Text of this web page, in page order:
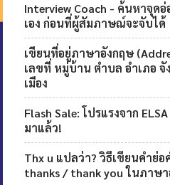
Interview Coach - ค้นหาจุด
เอง ก่อนที่ผู้สัมภาษณ์จะจับได้
เขียนที่อยู่ภาษาอังกฤษ
เลขที่ หมู่บ้าน ตำบล อำเภอ จั
เมือง
Flash Sale: โปรแรงจาก
มาแล้ว!
Thx u แปลว่า? วิธีเขียนคำย่อ
thanks / thank you ในภาษ